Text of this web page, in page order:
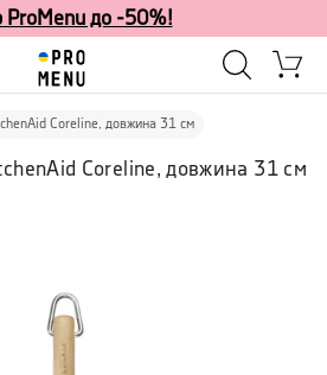
ProMenu до -50%!
Coreline, довжина 31 см
Coreline, довжина 31 см